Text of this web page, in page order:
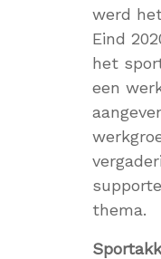
werd
Eind
het
een
thema.